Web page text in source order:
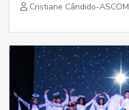
Cristiane Cândido-ASCOM